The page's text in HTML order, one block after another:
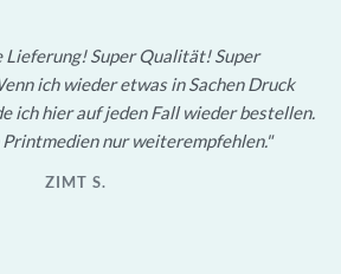
Lieferung! Super Qualität! Super
ich wieder etwas in Sachen Druck
ich hier auf jeden Fall wieder bestellen.
nur weiterempfehlen.
ZIMT S.